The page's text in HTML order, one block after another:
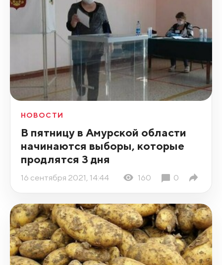
НОВОСТИ
В пятницу в Амурской области
начинаются выборы, которые
продлятся 3 дня
16 сентября 2021, 14:44 160 0